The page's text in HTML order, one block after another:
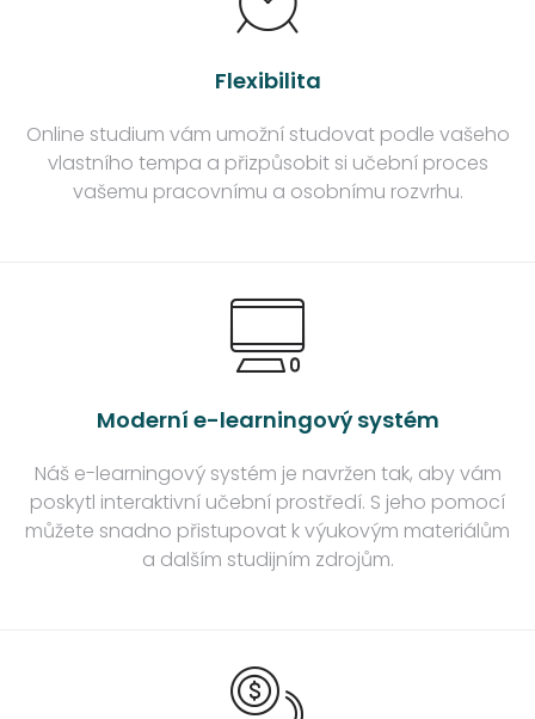
Flexibilita
Online studium vám umožní studovat podle vašeho
vlastního tempa a přizpůsobit si učební proces
vašemu pracovnímu a osobnímu rozvrhu.
Moderní e-learningový systém
Náš e-learningový systém je navržen tak, aby vám
poskytl interaktivní učební prostředí. S jeho pomocí
můžete snadno přistupovat k výukovým materiálům
a dalším studijním zdrojům.